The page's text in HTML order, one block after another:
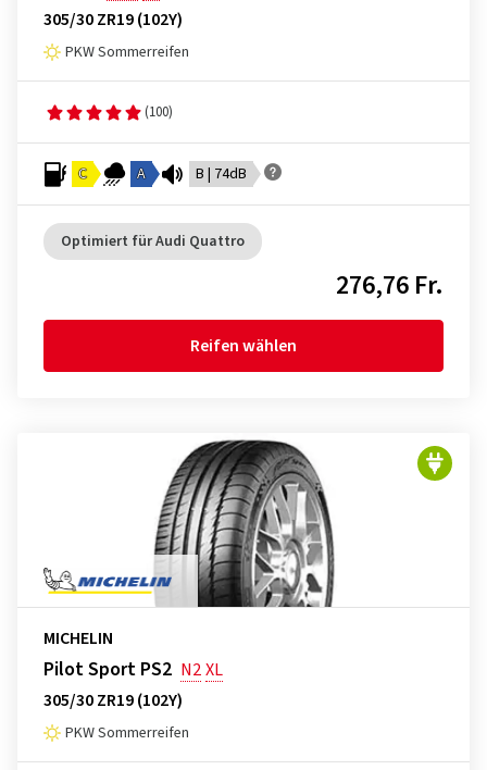
305/30 ZR19 (102Y)
PKW Sommerreifen
(100)
C A B | 74dB
Optimiert für Audi Quattro
276,76 Fr.
Reifen wählen
MICHELIN
Pilot Sport PS2 N2XL
305/30 ZR19 (102Y)
PKW Sommerreifen